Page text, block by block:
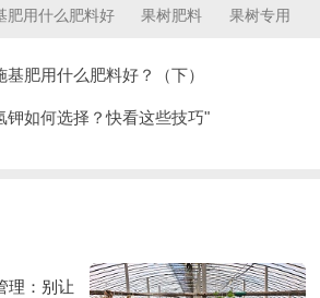
肥用什么肥料好 果树肥料 果树专用
基肥用什么肥料好？（下）
钾如何选择？快看这些技巧"
理：别让